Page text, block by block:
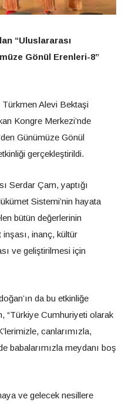
“Uluslararası
Gönül Erenleri-8”
Türkmen Alevi Bektaşi
Kongre Merkezi’nde
Günümüze Gönül
gerçekleştirildi.
Serdar Çam, yaptığı
Sistemi’nin hayata
bütün değerlerinin
inşası, inanç, kültür
ve geliştirilmesi için
da bu etkinliğe
“Türkiye Cumhuriyeti olarak
canlarımızla,
babalarımızla meydanı boş
ve gelecek nesillere